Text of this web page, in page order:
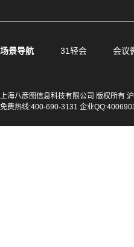
场景导航 31轻会 会议
上海八彦图信息科技有限公司 版权所有
免费热线:400-690-3131 企业